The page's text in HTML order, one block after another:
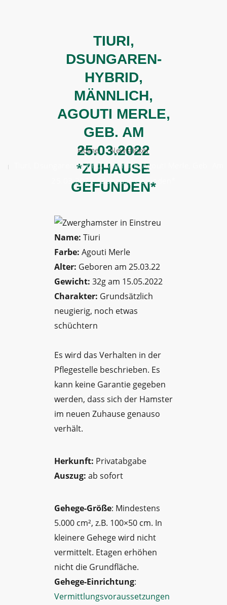
TIURI,
DSUNGAREN-
HYBRID,
MÄNNLICH,
AGOUTI MERLE,
GEB. AM
25.03.2022
*ZUHAUSE
GEFUNDEN*
Home
Newsticker
Tiuri, Dsungaren-Hybrid, Männlich, Agouti Merle, Geb. Am
25.03.2022 *Zuhause Gefunden*
Name: Tiuri
Farbe: Agouti Merle
Alter: Geboren am 25.03.22
Gewicht: 32g am 15.05.2022
Charakter: Grundsätzlich
neugierig, noch etwas
schüchtern
Es wird das Verhalten in der
Pflegestelle beschrieben. Es
kann keine Garantie gegeben
werden, dass sich der Hamster
im neuen Zuhause genauso
verhält.
Herkunft: Privatabgabe
Auszug: ab sofort
Gehege-Größe: Mindestens
5.000 cm², z.B. 100×50 cm. In
kleinere Gehege wird nicht
vermittelt. Etagen erhöhen
nicht die Grundfläche.
Gehege-Einrichtung:
Vermittlungsvoraussetzungen